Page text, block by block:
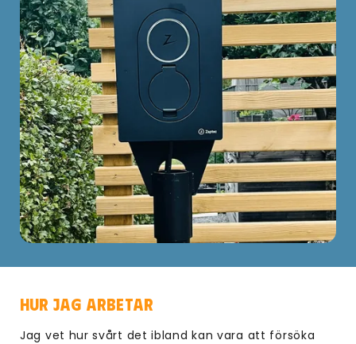
Hur jag arbetar
Jag vet hur svårt det ibland kan vara att försöka